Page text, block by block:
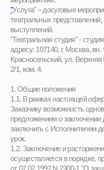
1.1. В рамках настоящей оферты
Заказчику возможность одновременно
предложением о заключении договора
заключить с Исполнителем договор
урок.
1.2. Заключение и расторжение договора
осуществляется в порядке,
от 07.02.1992 N 2300-1 "О защите прав
Договор оказания услуг считается
записи на пробный урок.
В соответствии со ст. 434 ГК РФ настоящая
юридическую силу и действительна в
1.3. Регистрация на сайте https://
является обязательной для заключения
услуг.
1.4. Регистрация на сайте
заполнения анкеты и подтверждения
1.5. Акцептом считается осуществление
подтверждение присутствия на пробный
1.6. Заказчик и Исполнитель гарантируют,
необходимой дее- и правоспособностью, а
необходимыми полномочиями и правами,
заключения договора возмездного